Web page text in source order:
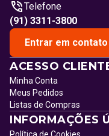
Telefone
(91) 3311-3800
Entrar em contato
ACESSO
Minha Conta
Meus Pedidos
Listas de Compras
INFORMAÇÕES